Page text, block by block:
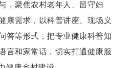
，聚焦农村老年人、留守妇
康需求，以科普讲座、现场义
答等形式，把专业健康科普知
言和家常话，切实打通健康服